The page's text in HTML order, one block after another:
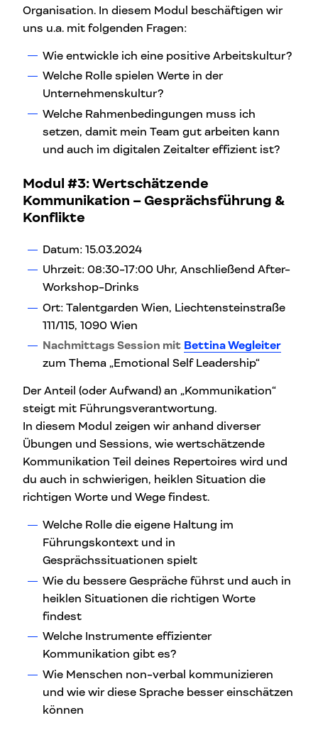
Organisation. In diesem Modul beschäftigen wir
uns u.a. mit folgenden Fragen:
Wie entwickle ich eine positive Arbeitskultur?
Welche Rolle spielen Werte in der
Unternehmenskultur?
Welche Rahmenbedingungen muss ich
setzen, damit mein Team gut arbeiten kann
und auch im digitalen Zeitalter effizient ist?
Modul #3: Wertschätzende
Kommunikation – Gesprächsführung &
Konflikte
Datum: 15.03.2024
Uhrzeit: 08:30-17:00 Uhr, Anschließend After-
Workshop-Drinks
Ort: Talentgarden Wien, Liechtensteinstraße
111/115, 1090 Wien
Nachmittags Session mit Bettina Wegleiter
zum Thema „Emotional Self Leadership“
Der Anteil (oder Aufwand) an „Kommunikation“
steigt mit Führungsverantwortung.
In diesem Modul zeigen wir anhand diverser
Übungen und Sessions, wie wertschätzende
Kommunikation Teil deines Repertoires wird und
du auch in schwierigen, heiklen Situation die
richtigen Worte und Wege findest.
Welche Rolle die eigene Haltung im
Führungskontext und in
Gesprächssituationen spielt
Wie du bessere Gespräche führst und auch in
heiklen Situationen die richtigen Worte
findest
Welche Instrumente effizienter
Kommunikation gibt es?
Wie Menschen non-verbal kommunizieren
und wie wir diese Sprache besser einschätzen
können